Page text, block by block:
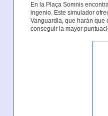
En la Plaça Somnis
ingenio. Este simulador
Vanguardia, que harán que
conseguir la mayor